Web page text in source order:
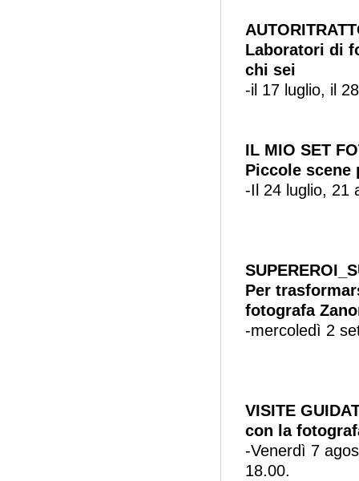
Laboratori di
chi sei
-il 17 luglio, il
IL MIO SET
Piccole scene
-Il 24 luglio, 21
Per
fotografa
-mercoledì 2
VISITE
con la
-Venerdì 7
18.00.